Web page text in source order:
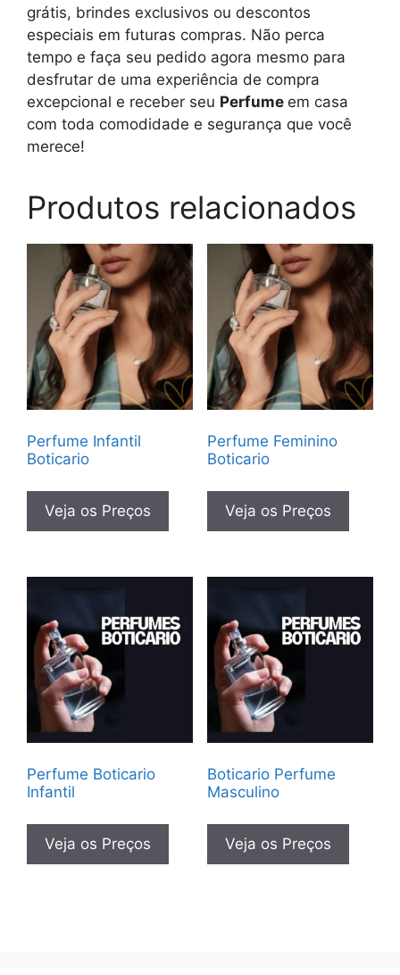
grátis, brindes exclusivos ou descontos
especiais em futuras compras. Não perca
tempo e faça seu pedido agora mesmo para
desfrutar de uma experiência de compra
excepcional e receber seu Perfume em casa
com toda comodidade e segurança que você
merece!
Produtos relacionados
Perfume Infantil
Boticario
Veja os Preços
Perfume Feminino
Boticario
Veja os Preços
Perfume Boticario
Infantil
Veja os Preços
Boticario Perfume
Masculino
Veja os Preços